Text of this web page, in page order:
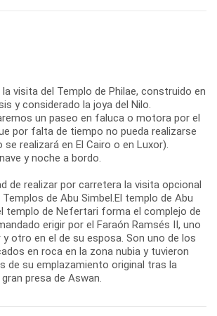
la visita del Templo de Philae, construido en
y considerado la joya del Nilo.
un paseo en faluca o motora por el
por falta de tiempo no pueda realizarse
realizará en El Cairo o en Luxor).
y noche a bordo.
de realizar por carretera la visita opcional
de Abu Simbel.El templo de Abu
templo de Nefertari forma el complejo de
erigir por el Faraón Ramsés II, uno
otro en el de su esposa. Son uno de los
en roca en la zona nubia y tuvieron
de su emplazamiento original tras la
presa de Aswan.